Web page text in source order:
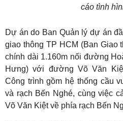
cáo tình
Dự án do Ban Quản lý dự án
giao thông TP HCM (Ban Giao
chính dài 1.160m nối đường
Hưng) với đường Võ Văn
Công trình gồm hệ thống cầu
và rạch Bến Nghé, cùng việc
Võ Văn Kiệt về phía rạch Bến